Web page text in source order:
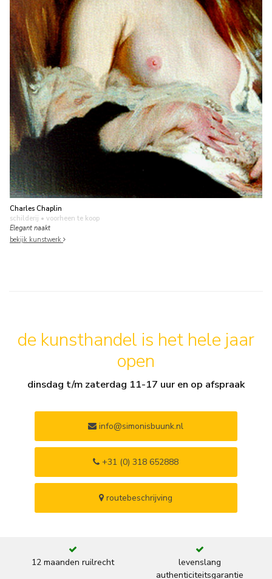
Charles Chaplin
schilderij • voorheen te koop
Elegant naakt
bekijk kunstwerk
de kunsthandel is het hele jaar
open
dinsdag t/m zaterdag 11-17 uur en op afspraak
info@simonisbuunk.nl
+31 (0) 318 652888
routebeschrijving
12 maanden ruilrecht
levenslang
authenticiteitsgarantie